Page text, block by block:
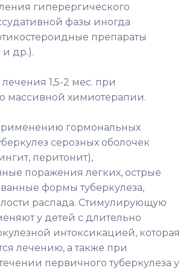
гиперергического
фазы иногда
препараты
др.).
1,5-2 мес. при
массивной химиотерапии.
гормональных
серозных оболочек
перитонит),
поражения легких, острые
формы туберкулеза,
распада. Стимулирующую
у детей с длительно
интоксикацией, которая
лечению, а также при
первичного туберкулеза у